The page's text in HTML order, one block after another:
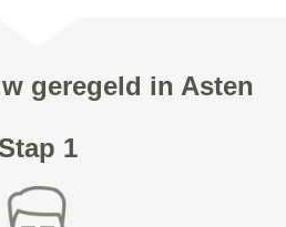
geregeld in Asten
Stap 1